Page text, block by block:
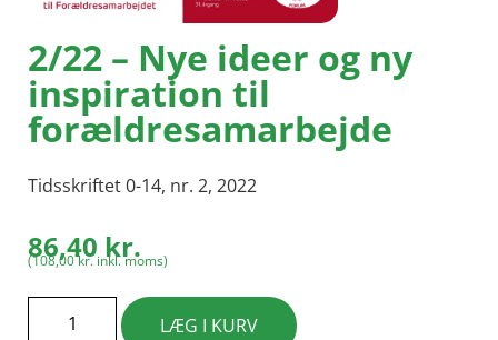
2/22 – Nye ideer og ny
inspiration til
forældresamarbejde
Tidsskriftet 0-14, nr. 2, 2022
86,40kr.
(108,00kr.inkl. moms)
LÆG I KURV